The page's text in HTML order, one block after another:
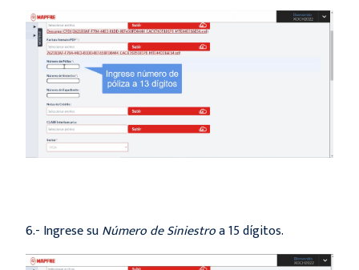
6.- Ingrese suNúmero de Siniestroa 15 dígitos.